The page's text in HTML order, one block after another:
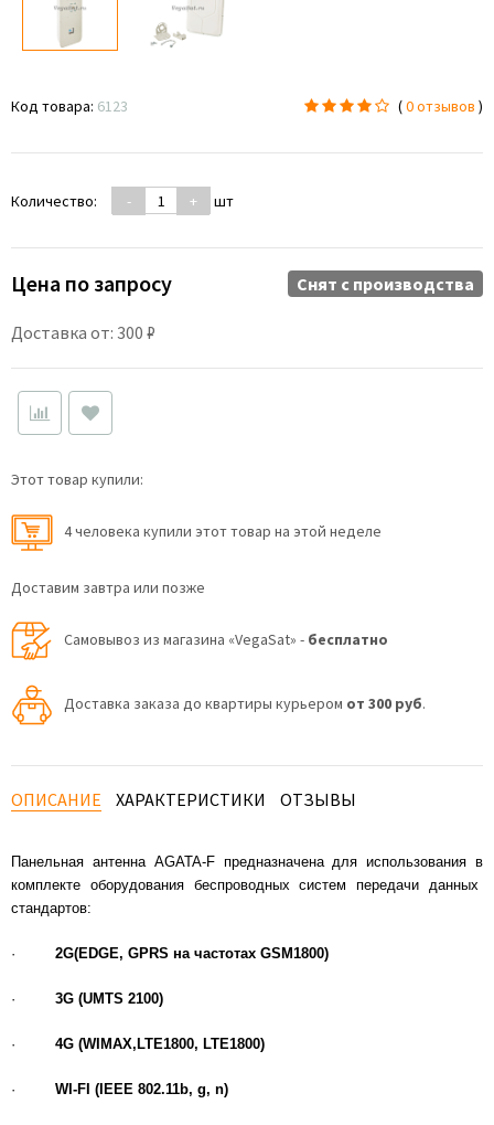
Код товара: 6123 (0 отзывов )
Количество: - + шт
Цена по запросу
Доставка от: 300 ₽
Снят c производства
Этот товар купили:
4 человекa купили этот товар на этой неделе
Доставим завтра или позже
Самовывоз из магазина «VegaSat» - бесплатно
Доставка заказа до квартиры курьером от 300 руб.
ОПИСАНИЕ ХАРАКТЕРИСТИКИ ОТЗЫВЫ
Панельная антенна AGATA-F предназначена для использования в
комплекте оборудования беспроводных систем передачи данных
стандартов:
· 2G(EDGE, GPRS на частотах GSM1800)
· 3G (UMTS 2100)
· 4G (WIMAX,LTE1800, LTE1800)
· WI-FI (IEEE 802.11b, g, n)